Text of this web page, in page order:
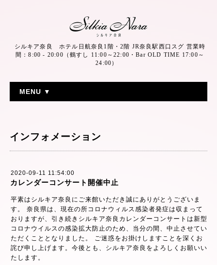
シルキア奈良 ホテル日航奈良1階・2階 JR奈良駅西口スグ 営業時
間：8:00 - 20:00（鶴すし 11:00～22:00・Bar OLD TIME 17:00～
24:00）
MENU ▼
インフォメーション
2020-09-11 11:54:00
カレンダーコンサート開催中止
平素はシルキア奈良にご来館いただき誠にありがとうございま
す。 奈良県は、現在の所コロナウィルス感染者発症は収まって
おりますが、引き続きシルキア奈良カレンダーコンサートは新型
コロナウイルスの感染拡大防止のため、当分の間、中止させてい
ただくこととなりました。 ご迷惑をお掛けしますことを深くお
詫び申し上げます。今後とも、シルキア奈良をよろしくお願いい
たします。